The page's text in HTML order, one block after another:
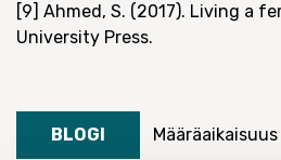
[9] Ahmed, S. (2017). Living a
University Press.
BLOGI Määräaikaisuus